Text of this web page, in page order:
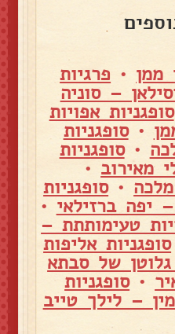
ממן • פרגיות
– סוניה
סופגניות אפויות
•סופגניות
•סופגניות
מאירוב •
•סופגניות
יפה ברזילאי •
טעימותתת –
סופגניות אליפות
של סבתא
•סופגניות
– לילך טייב